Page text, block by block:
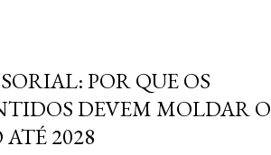
POR QUE OS
DEVEM MOLDAR O
2028